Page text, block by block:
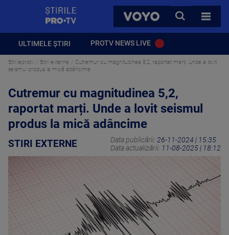
VOYO
CAUTA
TOATE
ULTIMELE ȘTIRI PROTV NEWS LIVE
Stirileprotv Stiri externe
Cutremur cu magnitudinea 5,2, raportat marți. Unde a lovit
seismul produs la mică adâncime
Cutremur cu magnitudinea 5,2,
raportat marți. Unde a lovit seismul
produs la mică adâncime
STIRI EXTERNE Data publicării: 26-11-2024 | 15:35
Data actualizării: 11-08-2025 | 18:12